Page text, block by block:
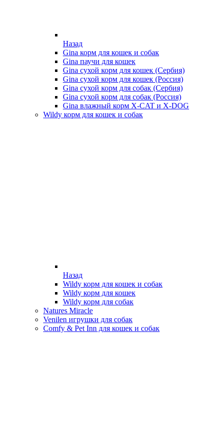
Назад
Gina корм для кошек и собак
Gina паучи для кошек
Gina сухой корм для кошек (Сербия)
Gina сухой корм для кошек (Россия)
Gina сухой корм для собак (Сербия)
Gina сухой корм для собак (Россия)
Gina влажный корм X-CAT и X-DOG
Wildy корм для кошек и собак
Назад
Wildy корм для кошек и собак
Wildy корм для кошек
Wildy корм для собак
Natures Miracle
Venilen игрушки для собак
Comfy & Pet Inn для кошек и собак